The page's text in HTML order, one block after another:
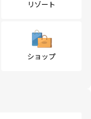
リゾート
ショップ